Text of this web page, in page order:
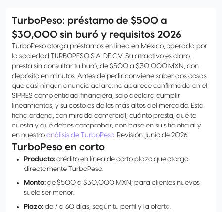
TurboPeso: préstamo de $500 a
$30,000 sin buró y requisitos 2026
TurboPeso otorga préstamos en línea en México, operada por
la sociedad TURBOPESO S.A. DE C.V. Su atractivo es claro:
presta sin consultar tu buró, de $500 a $30,000 MXN, con
depósito en minutos. Antes de pedir conviene saber dos cosas
que casi ningún anuncio aclara: no aparece confirmada en el
SIPRES como entidad financiera, solo declara cumplir
lineamientos, y su costo es de los más altos del mercado. Esta
ficha ordena, con mirada comercial, cuánto presta, qué te
cuesta y qué debes comprobar, con base en su sitio oficial y
en nuestro análisis de TurboPeso. Revisión: junio de 2026.
TurboPeso en corto
Producto: crédito en línea de corto plazo que otorga
directamente TurboPeso.
Monto: de $500 a $30,000 MXN; para clientes nuevos
suele ser menor.
Plazo: de 7 a 60 días, según tu perfil y la oferta.